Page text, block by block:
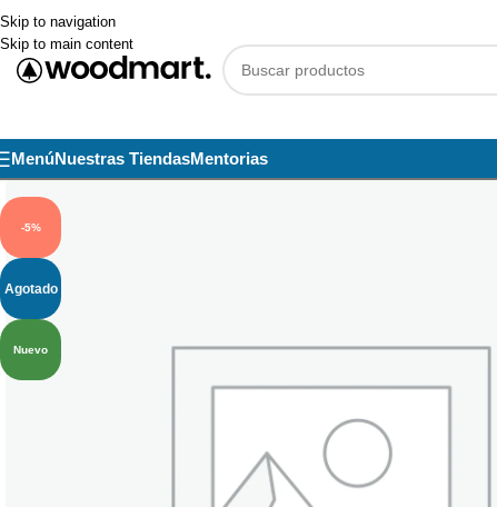
Skip to navigation
Skip to main content
MenúNuestras TiendasMentorias
-5%
Agotado
Nuevo